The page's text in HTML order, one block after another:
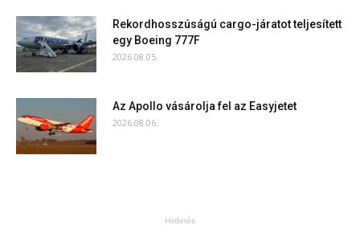
Rekordhosszúságú cargo-járatot teljesített
egy Boeing 777F
2026.08.05.
Az Apollo vásárolja fel az Easyjetet
2026.08.06.
Hirdetés